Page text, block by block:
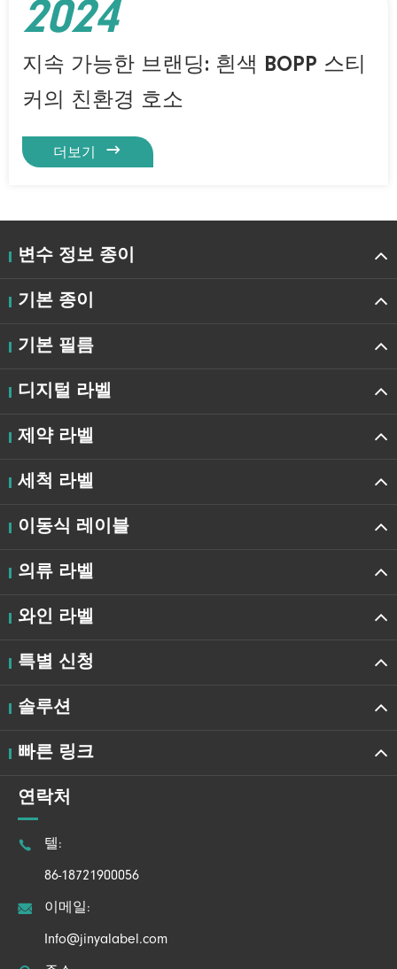
지속 가능한 브랜딩: 흰색 BOPP 스티
커의 친환경 호소
더보기 
2024
변수 정보 종이
기본 종이
기본 필름
디지털 라벨
제약 라벨
세척 라벨
이동식 레이블
의류 라벨
와인 라벨
특별 신청
솔루션
빠른 링크
연락처
 텔:
86-18721900056
 이메일:
Info@jinyalabel.com